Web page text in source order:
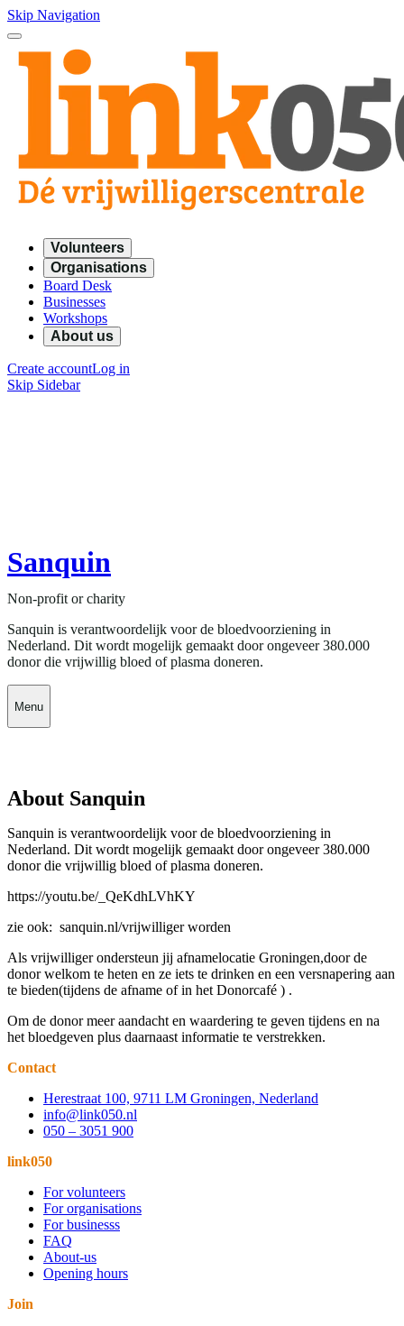
Skip Navigation
Volunteers
Organisations
Board Desk
Businesses
Workshops
About us
Create accountLog in
Skip Sidebar
Sanquin
Non-profit or charity
Sanquin is verantwoordelijk voor de bloedvoorziening in
Nederland. Dit wordt mogelijk gemaakt door ongeveer 380.000
donor die vrijwillig bloed of plasma doneren.
Menu
About Sanquin
Sanquin is verantwoordelijk voor de bloedvoorziening in
Nederland. Dit wordt mogelijk gemaakt door ongeveer 380.000
donor die vrijwillig bloed of plasma doneren.
https://youtu.be/_QeKdhLVhKY
zie ook: sanquin.nl/vrijwilliger worden
Als vrijwilliger ondersteun jij afnamelocatie Groningen,door de
donor welkom te heten en ze iets te drinken en een versnapering aan
te bieden(tijdens de afname of in het Donorcafé ) .
Om de donor meer aandacht en waardering te geven tijdens en na
het bloedgeven plus daarnaast informatie te verstrekken.
Contact
Herestraat 100, 9711 LM Groningen, Nederland
info@link050.nl
050 – 3051 900
link050
For volunteers
For organisations
For businesss
FAQ
About-us
Opening hours
Join